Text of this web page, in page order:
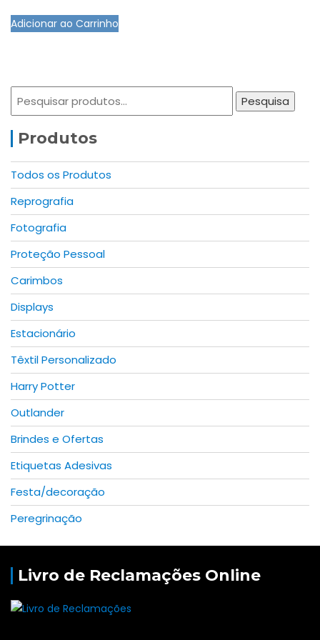
chosen
on
page
Adicionar ao Carrinho
This
product
The
options
on
product
Pesquisar
por:
Pesquisa
Produtos
Todos os Produtos
Reprografia
Fotografia
Proteção Pessoal
Carimbos
Displays
Estacionário
Têxtil Personalizado
Harry Potter
Outlander
Brindes e Ofertas
Etiquetas Adesivas
Festa/decoração
Peregrinação
Livro de Reclamações Online